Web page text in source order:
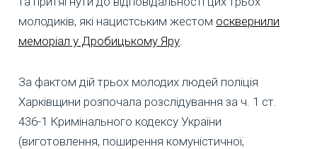
молодиків, які нацистським жестом осквернили
меморіал у Дробицькому Яру
За фактом дій трьох молодих людей поліція
Харківщини розпочала розслідування за ч. 1 ст.
436-1 Кримінального кодексу України
(виготовлення, поширення комуністичної,